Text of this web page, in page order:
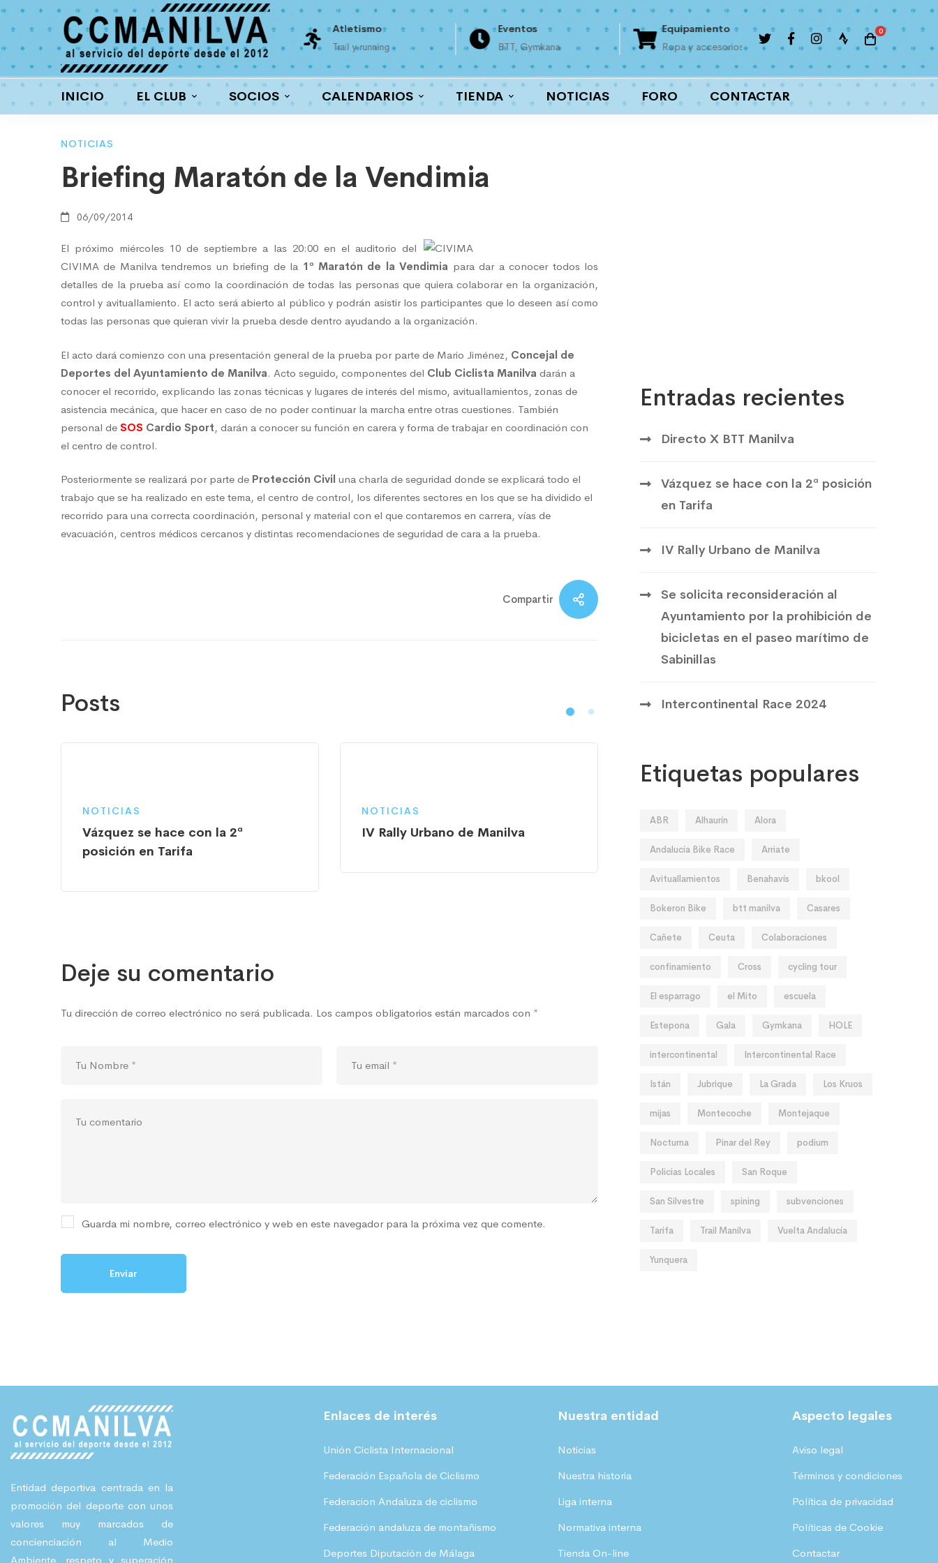
interna
premios
Ciclismo
Carretera y MTB
Atletismo
Trail y running
Eventos
BTT, Gymkana
Equipamiento
Ropa y accesorios
Liga interna
Importantes premios
INICIO EL CLUB SOCIOS CALENDARIOS TIENDA NOTICIAS FORO CONTACTAR
Briefing
Maratón
de
la
Vendimia
NOTICIAS
Briefing Maratón de la Vendimia
06/09/2014
El próximo miércoles 10 de septiembre a las 20:00 en el auditorio del
CIVIMA de Manilva tendremos un briefing de la 1ª Maratón de la Vendimia para dar a conocer todos los
detalles de la prueba así como la coordinación de todas las personas que quiera colaborar en la organización,
control y avituallamiento. El acto será abierto al público y podrán asistir los participantes que lo deseen así como
todas las personas que quieran vivir la prueba desde dentro ayudando a la organización.
El acto dará comienzo con una presentación general de la prueba por parte de Mario Jiménez, Concejal de
Deportes del Ayuntamiento de Manilva. Acto seguido, componentes del Club Ciclista Manilva darán a
conocer el recorrido, explicando las zonas técnicas y lugares de interés del mismo, avituallamientos, zonas de
asistencia mecánica, que hacer en caso de no poder continuar la marcha entre otras cuestiones. También
personal de SOS Cardio Sport, darán a conocer su función en carera y forma de trabajar en coordinación con
el centro de control.
Posteriormente se realizará por parte de Protección Civil una charla de seguridad donde se explicará todo el
trabajo que se ha realizado en este tema, el centro de control, los diferentes sectores en los que se ha dividido el
recorrido para una correcta coordinación, personal y material con el que contaremos en carrera, vías de
evacuación, centros médicos cercanos y distintas recomendaciones de seguridad de cara a la prueba.
Compartir
Posts
NOTICIAS
Vázquez se hace con la 2ª
posición en Tarifa
NOTICIAS
IV Rally Urbano de Manilva
Ayuntamiento por la prohibición
Deje su comentario
Tu dirección de correo electrónico no será publicada. Los campos obligatorios están marcados con *
Guarda mi nombre, correo electrónico y web en este navegador para la próxima vez que comente.
Entradas recientes
Directo X BTT Manilva
Vázquez se hace con la 2ª posición
en Tarifa
IV Rally Urbano de Manilva
Se solicita reconsideración al
Ayuntamiento por la prohibición de
bicicletas en el paseo marítimo de
Sabinillas
Intercontinental Race 2024
Etiquetas populares
ABR Alhaurín Alora
Andalucía Bike Race Arriate
Avituallamientos Benahavís bkool
Bokeron Bike btt manilva Casares
Cañete Ceuta Colaboraciones
confinamiento Cross cycling tour
El esparrago el Mito escuela
Estepona Gala Gymkana HOLE
intercontinental Intercontinental Race
Istán Jubrique La Grada Los Kruos
mijas Montecoche Montejaque
Nocturna Pinar del Rey podium
Policias Locales San Roque
San Silvestre spining subvenciones
Tarifa Trail Manilva Vuelta Andalucía
Yunquera
Entidad deportiva centrada en la
promoción del deporte con unos
valores muy marcados de
concienciación al Medio
Ambiente, respeto y superación
Enlaces de interés
Unión Ciclista Internacional
Federación Española de Ciclismo
Federacion Andaluza de ciclismo
Federación andaluza de montañismo
Deportes Diputación de Málaga
Nuestra entidad
Noticias
Nuestra historia
Liga interna
Normativa interna
Tienda On-line
Aspecto legales
Aviso legal
Términos y condiciones
Política de privacidad
Políticas de Cookie
Contactar